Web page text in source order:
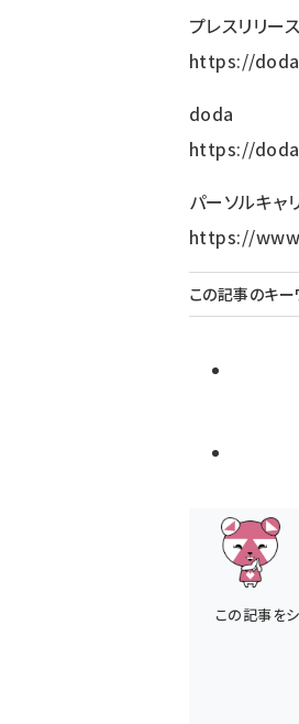
プレスリリース
https://
doda
https://
パーソルキャ
https://
この記事のキー
この記事を